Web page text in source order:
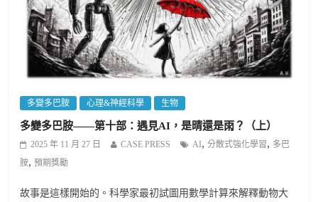
多變多巴胺 心理&神經科學 生物
多變多巴胺——第十部：遇見AI，是晴還是雨？（上）
2025 年 11 月 27 日 CASE PRESS AI,分散式強化學習, 多巴
胺,預期獎勵
故事是這樣開始的。科學家最初試圖用數學計算來解釋動物大